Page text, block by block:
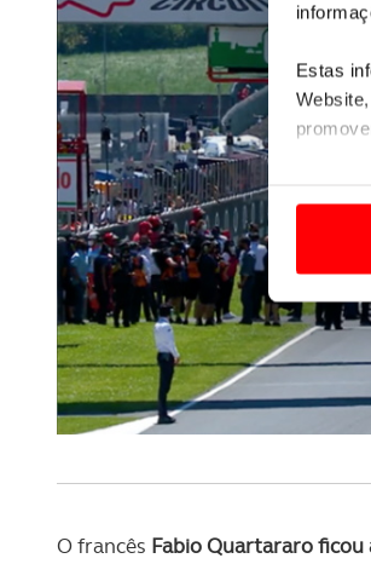
Estas
Usamos
e
O francês Fabio Quartararo